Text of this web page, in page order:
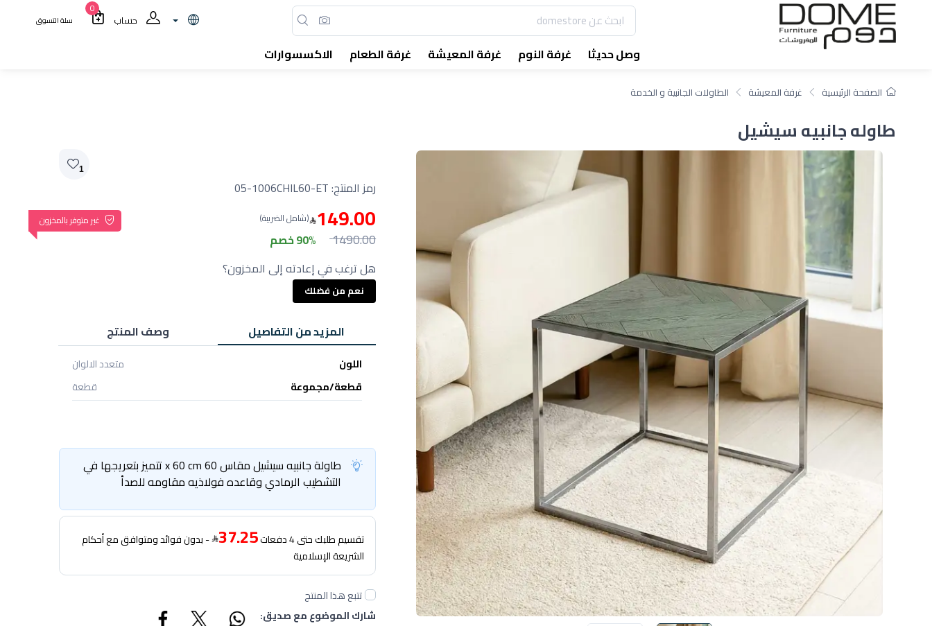
حساب
0
سلة التسوق
وصل حديثا غرفة النوم غرفة المعيشة غرفة الطعام الاكسسوارات
الصفحة الرئيسية غرفة المعيشة الطاولات الجانبية و الخدمة
طاوله جانبيه سيشيل
1
رمز المنتج:05-1006CHIL60-ET
غير متوفر بالمخزون 149.00 (شامل الضريبة)
1490.00
90% خصم
هل ترغب في إعادته إلى المخزون؟
نعم من فضلك
المزيد من التفاصيل
اللون
متعدد الالوان
قطعة/مجموعة
قطعة
وصف المنتج
طاولة جانبيه سيشيل مقاس 60 x 60 cm تتميز بتعريجها في
التشطيب الرمادي وقاعده فولاذيه مقاومه للصدأ
تقسيم طلبك حتى 4 دفعات 37.25 - بدون فوائد ومتوافق مع أحكام
الشريعة الإسلامية
تتبع هذا المنتج
شارك الموضوع مع صديق: